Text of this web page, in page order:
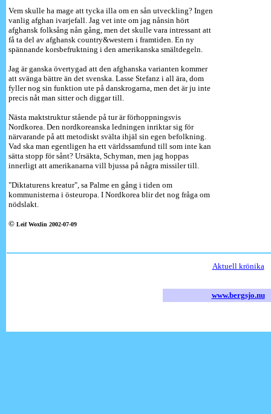
Vem skulle ha mage att tycka illa om en sån utveckling? Ingen
vanlig afghan ivarjefall. Jag vet inte om jag nånsin hört
afghansk folksång nån gång, men det skulle vara intressant att
få ta del av afghansk country&western i framtiden. En ny
spännande korsbefruktning i den amerikanska smältdegeln.
Jag är ganska övertygad att den afghanska varianten kommer
att svänga bättre än det svenska. Lasse Stefanz i all ära, dom
fyller nog sin funktion ute på danskrogarna, men det är ju inte
precis nåt man sitter och diggar till.
Nästa maktstruktur stående på tur är förhoppningsvis
Nordkorea. Den nordkoreanska ledningen inriktar sig för
närvarande på att metodiskt svälta ihjäl sin egen befolkning.
Vad ska man egentligen ha ett världssamfund till som inte kan
sätta stopp för sånt? Ursäkta, Schyman, men jag hoppas
innerligt att amerikanarna vill bjussa på några missiler till.
"Diktaturens kreatur", sa Palme en gång i tiden om
kommunisterna i östeuropa. I Nordkorea blir det nog fråga om
nödslakt.
© Leif Woxlin 2002-07-09
Aktuell krönika
www.bergsjo.nu